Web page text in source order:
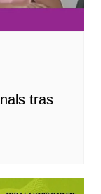
tras